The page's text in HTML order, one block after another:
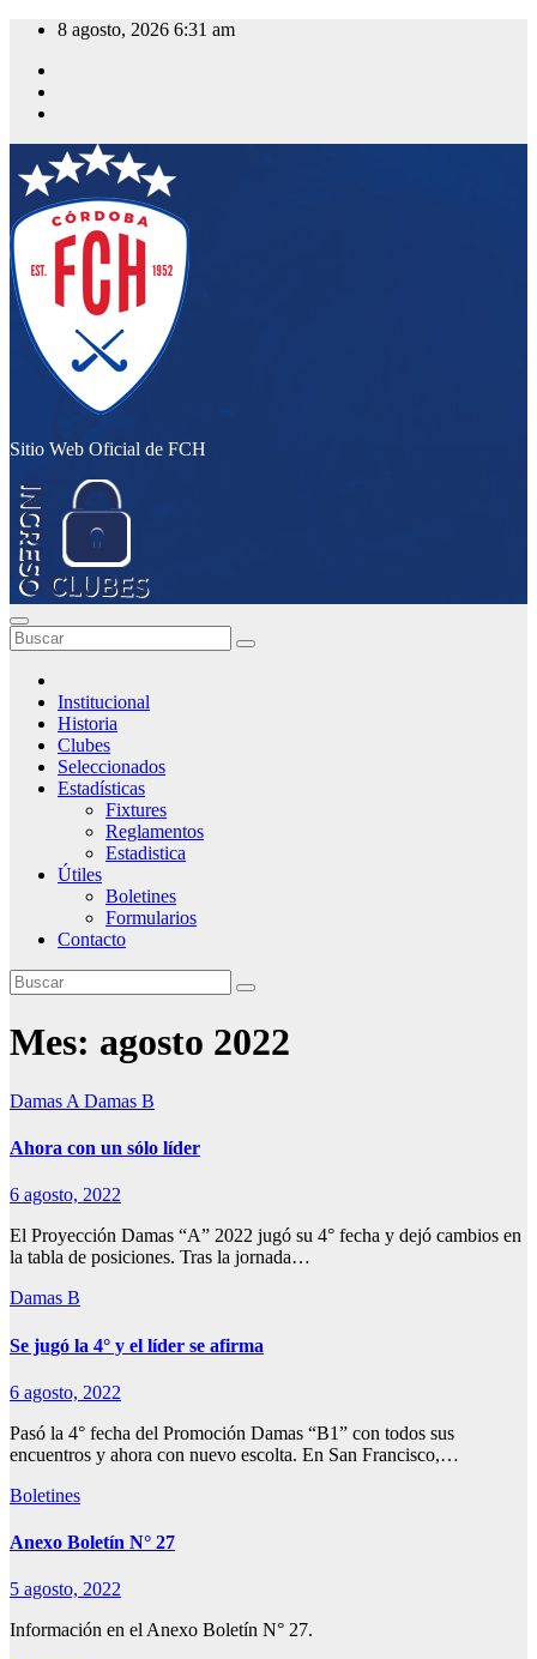
Saltar
contenido
8 agosto, 2026 6:31 am
Sitio Web Oficial de FCH
Institucional
Historia
Clubes
Seleccionados
Estadísticas
Fixtures
Reglamentos
Estadistica
Útiles
Boletines
Formularios
Contacto
Mes: agosto 2022
Damas A Damas B
Ahora con un sólo líder
6 agosto, 2022
El Proyección Damas “A” 2022 jugó su 4° fecha y dejó cambios en
la tabla de posiciones. Tras la jornada…
Damas B
Se jugó la 4° y el líder se afirma
6 agosto, 2022
Pasó la 4° fecha del Promoción Damas “B1” con todos sus
encuentros y ahora con nuevo escolta. En San Francisco,…
Boletines
Anexo Boletín N° 27
5 agosto, 2022
Información en el Anexo Boletín N° 27.